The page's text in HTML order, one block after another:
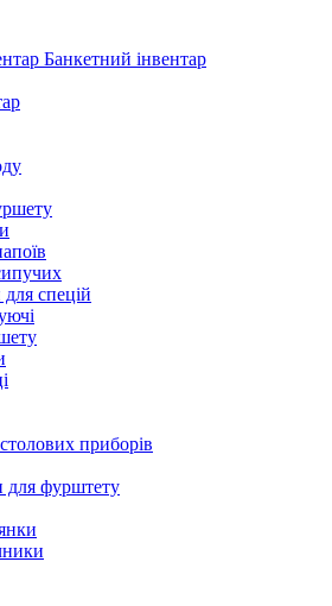
Банкетний інвентар
спецій
приборів
для фурштету